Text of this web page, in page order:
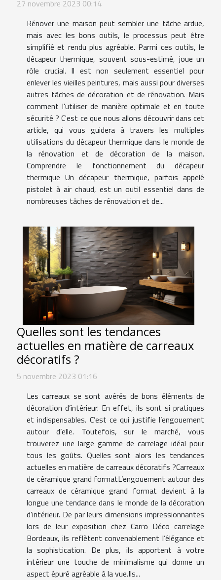
27 novembre 2023 00:14
Rénover une maison peut sembler une tâche ardue,
mais avec les bons outils, le processus peut être
simplifié et rendu plus agréable. Parmi ces outils, le
décapeur thermique, souvent sous-estimé, joue un
rôle crucial. Il est non seulement essentiel pour
enlever les vieilles peintures, mais aussi pour diverses
autres tâches de décoration et de rénovation. Mais
comment l'utiliser de manière optimale et en toute
sécurité ? C'est ce que nous allons découvrir dans cet
article, qui vous guidera à travers les multiples
utilisations du décapeur thermique dans le monde de
la rénovation et de décoration de la maison.
Comprendre le fonctionnement du décapeur
thermique Un décapeur thermique, parfois appelé
pistolet à air chaud, est un outil essentiel dans de
nombreuses tâches de rénovation et de...
Quelles sont les tendances
actuelles en matière de carreaux
décoratifs ?
5 novembre 2023 01:16
Les carreaux se sont avérés de bons éléments de
décoration d’intérieur. En effet, ils sont si pratiques
et indispensables. C’est ce qui justifie l’engouement
autour d’elle. Toutefois, sur le marché, vous
trouverez une large gamme de carrelage idéal pour
tous les goûts. Quelles sont alors les tendances
actuelles en matière de carreaux décoratifs ?Carreaux
de céramique grand formatL’engouement autour des
carreaux de céramique grand format devient à la
longue une tendance dans le monde de la décoration
d’intérieur. De par leurs dimensions impressionnantes
lors de leur exposition chez Carro Déco carrelage
Bordeaux, ils reflètent convenablement l’élégance et
la sophistication. De plus, ils apportent à votre
intérieur une touche de minimalisme qui donne un
aspect épuré agréable à la vue.Ils...